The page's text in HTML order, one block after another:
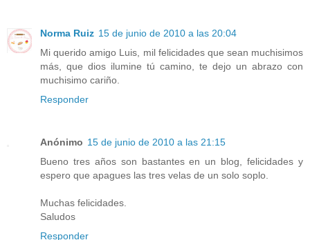
Norma Ruiz 15 de junio de 2010 a las 20:04
Mi querido amigo Luis, mil felicidades que sean muchisimos
más, que dios ilumine tú camino, te dejo un abrazo con
muchisimo cariño.
Responder
Anónimo 15 de junio de 2010 a las 21:15
Bueno tres años son bastantes en un blog, felicidades y
espero que apagues las tres velas de un solo soplo.
Muchas felicidades.
Saludos
Responder